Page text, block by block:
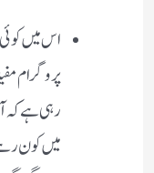
اس میں
پروگرام
رہی ہے کہ
میں کون